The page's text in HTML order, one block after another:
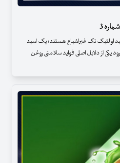
3
اولئیک تک غیراشباع هستند؛ یک اسید
از دلایل اصلی فواید سلامتی روغن